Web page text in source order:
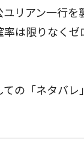
ユリアン一行
は限りなく
の「ネタバレ